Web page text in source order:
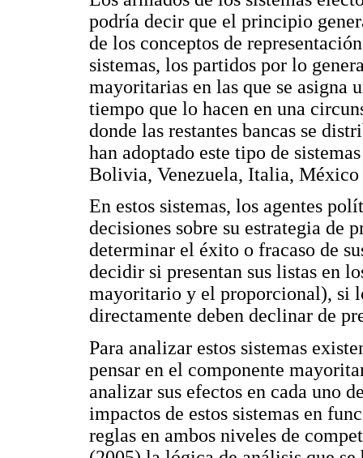
podría decir que el principio
de los conceptos de
sistemas, los partidos por lo
mayoritarias en las que se asigna
tiempo que lo hacen en una
donde las restantes bancas se
han adoptado este tipo de
Bolivia, Venezuela, Italia, México
En estos sistemas, los agentes
decisiones sobre su estrategia de
determinar el éxito o fracaso de
decidir si presentan sus listas en
mayoritario y el proporcional), si
directamente deben declinar de
Para analizar estos sistemas
pensar en el componente
analizar sus efectos en cada uno
impactos de estos sistemas en
reglas en ambos niveles de